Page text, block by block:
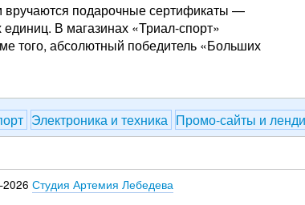
подарочные сертификаты —
В магазинах «Триал-спорт»
того, абсолютный победитель «Больших
Электроника и техника Промо-сайты и
Студия Артемия Лебедева